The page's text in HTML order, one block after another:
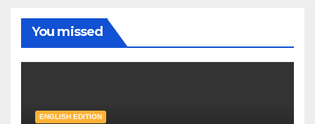
You missed
ENGLISH EDITION